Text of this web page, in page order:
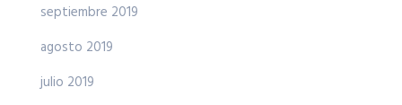
septiembre 2019
agosto 2019
julio 2019